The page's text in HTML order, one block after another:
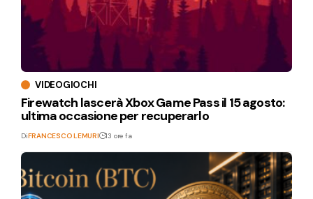
VIDEOGIOCHI
Firewatch lascerà Xbox Game Pass il 15 agosto:
ultima occasione per recuperarlo
DiFRANCESCO LEMURI 13 ore fa